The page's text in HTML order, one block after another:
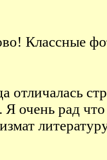
Классные
отличалась
очень рад